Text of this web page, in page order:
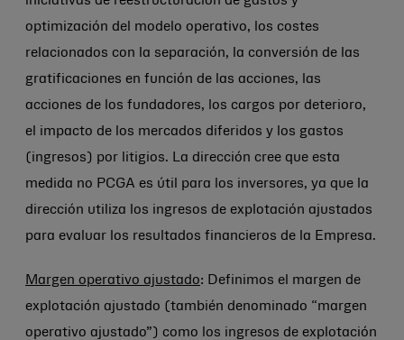
optimización del modelo operativo, los costes
relacionados con la separación, la conversión de las
gratificaciones en función de las acciones, las
acciones de los fundadores, los cargos por deterioro,
el impacto de los mercados diferidos y los gastos
(ingresos) por litigios. La dirección cree que esta
medida no PCGA es útil para los inversores, ya que la
dirección utiliza los ingresos de explotación ajustados
para evaluar los resultados financieros de la Empresa.
Margen operativo ajustado: Definimos el margen de
explotación ajustado (también denominado “margen
operativo ajustado”) como los ingresos de explotación